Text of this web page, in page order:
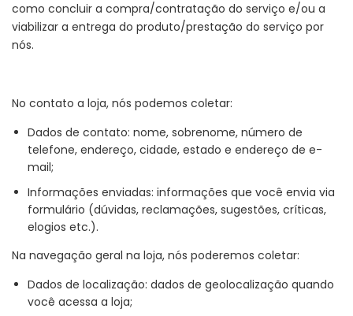
como concluir a compra/contratação do serviço e/ou a
viabilizar a entrega do produto/prestação do serviço por
nós.
No contato a loja, nós podemos coletar:
Dados de contato: nome, sobrenome, número de
telefone, endereço, cidade, estado e endereço de e-
mail;
Informações enviadas: informações que você envia via
formulário (dúvidas, reclamações, sugestões, críticas,
elogios etc.).
Na navegação geral na loja, nós poderemos coletar:
Dados de localização: dados de geolocalização quando
você acessa a loja;